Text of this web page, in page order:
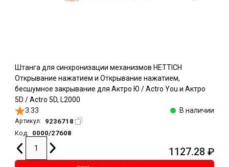
Штанга для синхронизации механизмов HETTICH
Открывание нажатием и Открывание нажатием,
бесшумное закрывание для Актро Ю / Actro You и Актро
5D / Actro 5D, L2000
3.33
В наличии
Артикул: 9236718
Код: 0000/27608
1127.28 ₽